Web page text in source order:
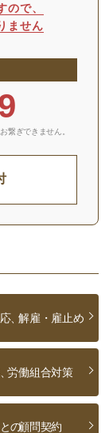
で、
ません
繋ぎできません。
、解雇・雇止め
労働組合対策
の顧問契約